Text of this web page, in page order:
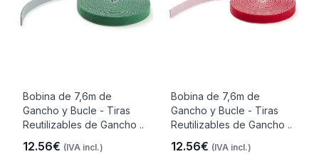
Bobina de 7,6m de
Gancho y Bucle - Tiras
Reutilizables de Gancho ..
12.56€ (IVA incl.)
Bobina de 7,6m de
Gancho y Bucle - Tiras
Reutilizables de Gancho ..
12.56€ (IVA incl.)